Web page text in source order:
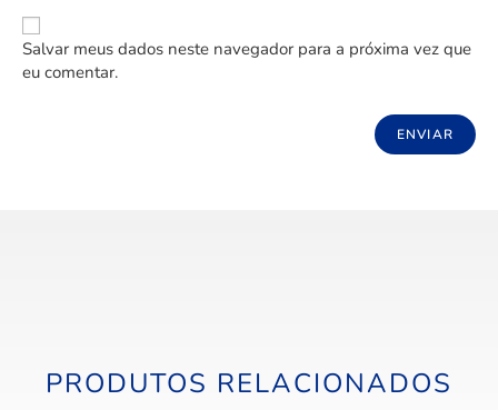
Salvar meus dados neste navegador para a próxima vez que
eu comentar.
PRODUTOS RELACIONADOS